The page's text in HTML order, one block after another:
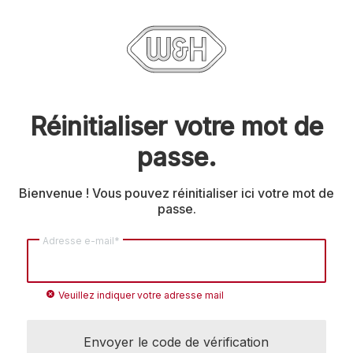
Réinitialiser votre mot de
passe.
Bienvenue ! Vous pouvez réinitialiser ici votre mot de
passe.
Adresse e-mail*
cancel Veuillez indiquer votre adresse mail
Envoyer le code de vérification